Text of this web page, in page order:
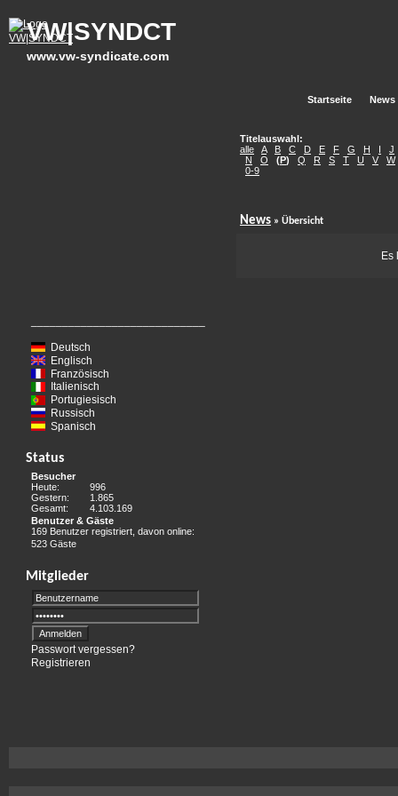
VW|SYNDCT
www.vw-syndicate.com
Startseite News
Deutsch
Englisch
Französisch
Italienisch
Portugiesisch
Russisch
Spanisch
Status
Besucher
Heute:
996
Gestern:
1.865
Gesamt:
4.103.169
Benutzer & Gäste
169 Benutzer registriert, davon online:
523 Gäste
Mitglieder
Passwort vergessen?
Registrieren
Titelauswahl:
alle
A B C D E F G H I
J
N
O (P) Q R S T U V
W
0-9
News » Übersicht
Es